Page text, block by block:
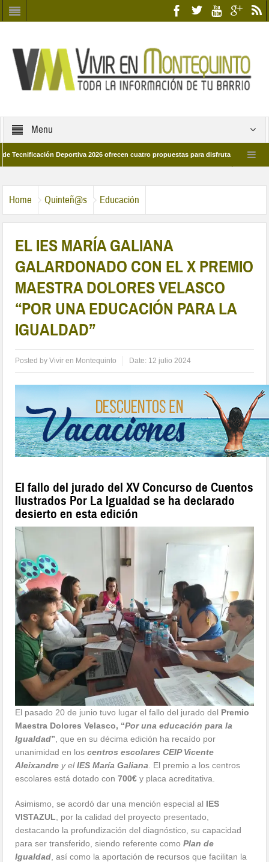
Menu
Deportiva 2026 ofrecen cuatro propuestas para disfrutar del deporte este
Home Quinteñ@s Educación
EL IES MARÍA GALIANA
GALARDONADO CON EL X PREMIO
MAESTRA DOLORES VELASCO
“POR UNA EDUCACIÓN PARA LA
IGUALDAD”
Posted byVivir en Montequinto Date: 12 julio 2024
El fallo del jurado del XV Concurso de Cuentos
Ilustrados Por La Igualdad se ha declarado
desierto en esta edición
El pasado 20 de junio tuvo lugar el fallo del jurado del Premio
Maestra Dolores Velasco, “Por una educación para la
Igualdad” , que en su décima edición ha recaído por
unanimidad en loscentros escolares CEIP Vicente
Aleixandre y elIES María Galiana . El premio a los centros
escolares está dotado con700€ y placa acreditativa.
Asimismo, se acordó dar una mención especial al IES
VISTAZUL
por la calidad del proyecto presentado,
destacando la profundización del diagnóstico, su capacidad
para ser transferido, siendo referente comoPlan de
Igualdad , así como la aportación de recursos que facilitan la